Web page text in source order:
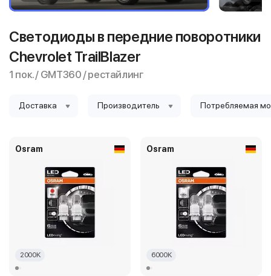
Светодиоды в передние поворотники
Chevrolet TrailBlazer
1 пок. / GMT360 / рестайлинг
Доставка Производитель Потребляемая
Osram
2000K
Osram
6000K